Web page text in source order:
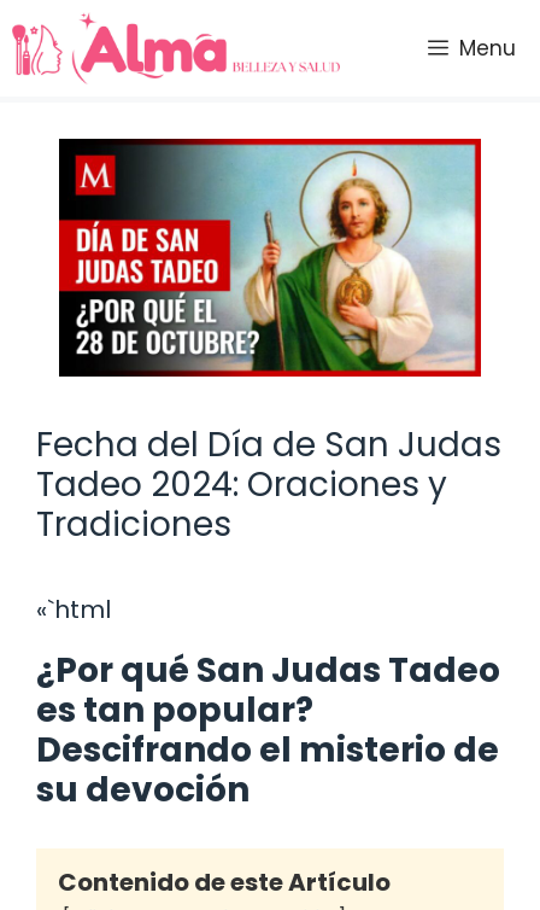
Saltar
al
contenido
Menu
Fecha del Día de San Judas
Tadeo 2024: Oraciones y
Tradiciones
«`html
¿Por qué San Judas Tadeo
es tan popular?
Descifrando el misterio de
su devoción
Contenido de este Artículo